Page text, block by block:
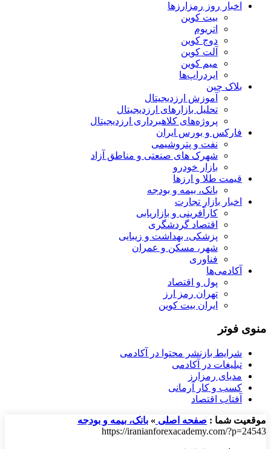
اخبار روز رمزارزها
بیت کوین
اتریوم
دوج کوین
آلت کوین
میم کوین‌
ایردراپ‌ها
بلاک چین
آموزش ارزدیجیتال
تحلیل بازارهای ارزدیجیتال
پروژه‌های کلاهبرداری ارزدیجیتال
فارکس و بورس ایران
نفت و پتروشیمی
شهرک های صنعتی و مناطق آزاد
بازار خودرو
قیمت طلا و ارزها
بانک، بیمه و بودجه
اخبار بازار تجارت
کارآفرینی و بازاریابی
اقتصاد گردشگری
پزشکی، بهداشت و زیبایی
شهر، مسکن و عمران
فناوری
آکادمی‌ها
پول و اقتصاد
تهران رمز ارز
ایران بیت کوین
منوی فوتر
شرایط بازنشر محتوا در آکادمی
تبلیغات در آکادمی
مدیای رمزارز
کسب و کار آرمانی
آفتاب اقتصاد
موقعیت شما : صفحه اصلی » بانک، بیمه و بودجه
https://iranianforexacademy.com/?p=24543